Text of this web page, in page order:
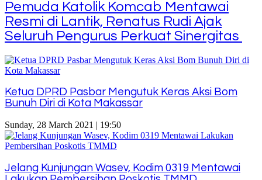
Pemuda Katolik Komcab Mentawai
Resmi di Lantik, Renatus Rudi Ajak
Seluruh Pengurus Perkuat Sinergitas
Ketua DPRD Pasbar Mengutuk Keras Aksi Bom
Bunuh Diri di Kota Makassar
Sunday, 28 March 2021 | 19:50
Jelang Kunjungan Wasev, Kodim 0319 Mentawai